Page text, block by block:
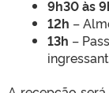
9h30 às
12h –
13h –